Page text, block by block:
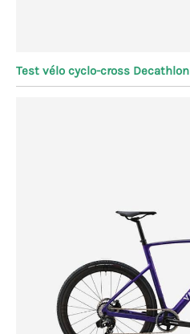
Test vélo cyclo-cross Decathlon